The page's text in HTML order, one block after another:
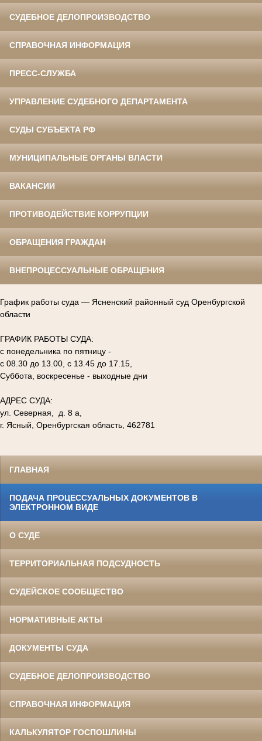
СУДЕБНОЕ ДЕЛОПРОИЗВОДСТВО
СПРАВОЧНАЯ ИНФОРМАЦИЯ
ПРЕСС-СЛУЖБА
УПРАВЛЕНИЕ СУДЕБНОГО ДЕПАРТАМЕНТА
СУДЫ СУБЪЕКТА РФ
МУНИЦИПАЛЬНЫЕ ОРГАНЫ ВЛАСТИ
ВАКАНСИИ
ПРОТИВОДЕЙСТВИЕ КОРРУПЦИИ
ОБРАЩЕНИЯ ГРАЖДАН
ВНЕПРОЦЕССУАЛЬНЫЕ ОБРАЩЕНИЯ
График работы суда — Ясненский районный суд Оренбургской
области
ГРАФИК РАБОТЫ СУДА:
с понедельника по пятницу -
с 08.30 до 13.00, с 13.45 до 17.15,
Суббота, воскресенье - выходные дни
АДРЕС СУДА:
ул. Северная, д. 8 а,
г. Ясный, Оренбургская область, 462781
ГЛАВНАЯ
ПОДАЧА ПРОЦЕССУАЛЬНЫХ ДОКУМЕНТОВ В
ЭЛЕКТРОННОМ ВИДЕ
О СУДЕ
ТЕРРИТОРИАЛЬНАЯ ПОДСУДНОСТЬ
СУДЕЙСКОЕ СООБЩЕСТВО
НОРМАТИВНЫЕ АКТЫ
ДОКУМЕНТЫ СУДА
СУДЕБНОЕ ДЕЛОПРОИЗВОДСТВО
СПРАВОЧНАЯ ИНФОРМАЦИЯ
КАЛЬКУЛЯТОР ГОСПОШЛИНЫ